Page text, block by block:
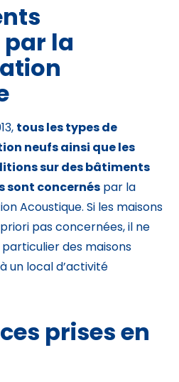
la
tous les types de
neufs ainsi que les
sur des bâtiments
concernés par la
Acoustique. Si les maisons
pas concernées, il ne
des maisons
un local d’activité
prises en